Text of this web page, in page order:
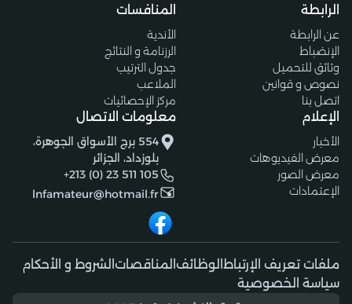
الرابطة
عن الرابطة
الإنضباط
وثائق للتحميل
نصوص و قوانين
اتصل بنا
المنافسات
الأندية
الرزنامة و النتائج
جدول الترتيب
الملاعب
مركز الإحصائيات
الإعلام
الأخبار
معرض الفيديوهات
معرض الصور
الإعتمادات
معلومات الاتصال
554 برج الأسواق الجوهرة،
بلوزداد، الجزائر
+213 (0) 23 511 105
lnfamateur@hotmail.fr
ملفات تعريف الإرتباط الوظائف المناقصات الشروط و الأحكام
سياسة الخصوصية